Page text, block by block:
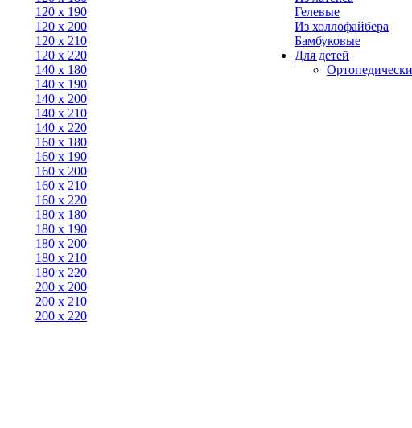
120 х 190
120 х 200
120 x 210
120 x 220
140 x 180
140 х 190
140 х 200
140 x 210
140 x 220
160 x 180
160 х 190
160 х 200
160 x 210
160 x 220
180 x 180
180 х 190
180 х 200
180 x 210
180 x 220
200 х 200
200 x 210
200 x 220
Гелевые
Из холлофайбера
Бамбуковые
Для детей